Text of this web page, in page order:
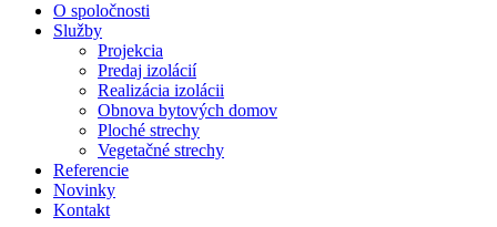
O spoločnosti
Služby
Projekcia
Predaj izolácií
Realizácia izolácii
Obnova bytových domov
Ploché strechy
Vegetačné strechy
Referencie
Novinky
Kontakt
Nevyhnutné
Tieto súbory
cookie nie sú
voliteľné. Sú
potrebné pre
fungovanie